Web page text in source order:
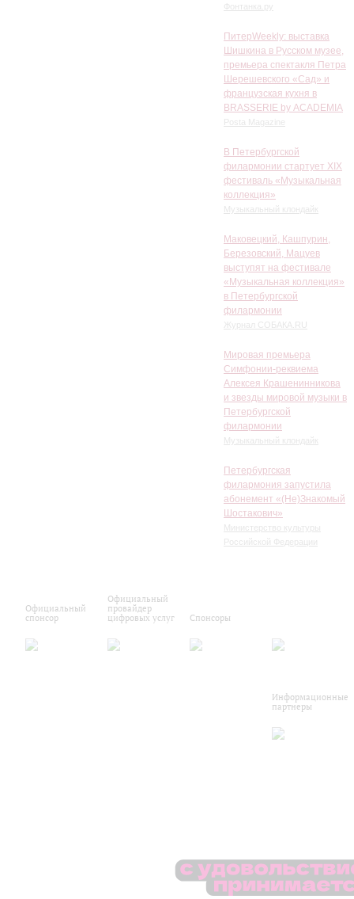
Фонтанка.ру
ПитерWeekly: выставка
Шишкина в Русском музее,
премьера спектакля Петра
Шерешевского «Сад» и
французская кухня в
BRASSERIE by ACADEMIA
Posta Magazine
В Петербургской
филармонии стартует XIX
фестиваль «Музыкальная
коллекция»
Музыкальный клондайк
Маковецкий, Кашпурин,
Березовский, Мацуев
выступят на фестивале
«Музыкальная коллекция»
в Петербургской
филармонии
Журнал СОБАКА.RU
Мировая премьера
Симфонии-реквиема
Алексея Крашенинникова
и звезды мировой музыки в
Петербургской
филармонии
Музыкальный клондайк
Петербургская
филармония запустила
абонемент «(Не)Знакомый
Шостакович»
Министерство культуры
Российской Федерации
Официальный
спонсор
Официальный
провайдер
цифровых услуг
Спонсоры
Информационные
партнеры